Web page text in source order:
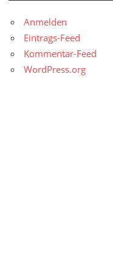
Anmelden
Eintrags-Feed
Kommentar-Feed
WordPress.org